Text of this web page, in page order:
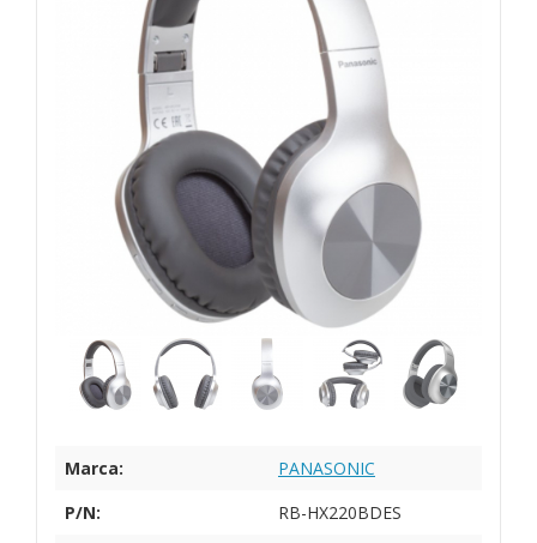
Marca:
PANASONIC
P/N:
RB-HX220BDES